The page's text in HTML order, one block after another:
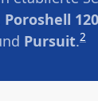
Poroshell 120
Pursuit.2